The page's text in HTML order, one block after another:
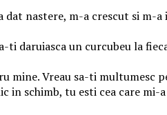
nastere, m-a crescut si m-
daruiasca un curcubeu la
Vreau sa-ti multumesc
schimb, tu esti cea care